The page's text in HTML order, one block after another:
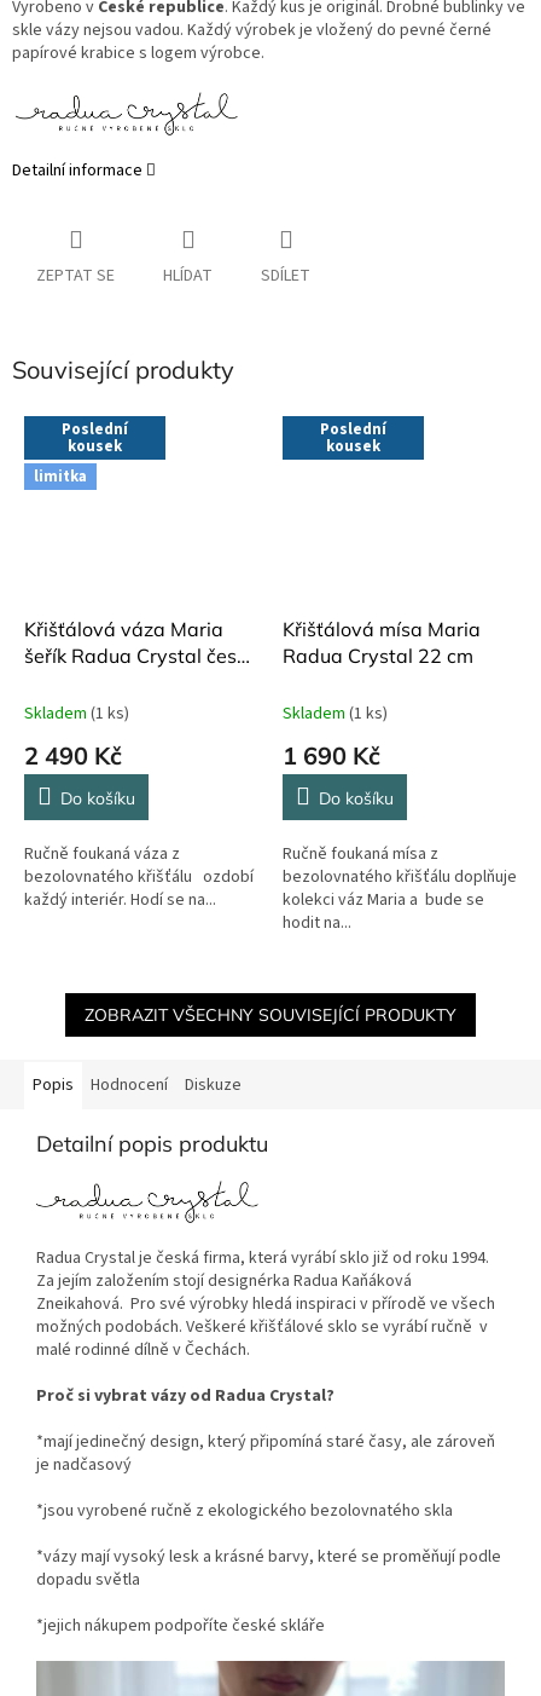
Vyrobeno v České republice. Každý kus je originál. Drobné bublinky ve
skle vázy nejsou vadou. Každý výrobek je vložený do pevné černé
papírové krabice s logem výrobce.
Detailní informace
ZEPTAT SE HLÍDAT SDÍLET
Související produkty
Poslední
kousek
limitka
Křišťálová váza Maria
šeřík Radua Crystal české
Skladem (1 ks)
2 490 Kč
Do košíku
Ručně foukaná váza z
bezolovnatého křišťálu ozdobí
každý interiér. Hodí se na...
Poslední
kousek
Křišťálová mísa Maria
Radua Crystal 22 cm
Skladem (1 ks)
1 690 Kč
Do košíku
Ručně foukaná mísa z
bezolovnatého křišťálu doplňuje
kolekci váz Maria a bude se
hodit na...
ZOBRAZIT VŠECHNY SOUVISEJÍCÍ PRODUKTY
Popis Hodnocení Diskuze
Detailní popis produktu
Radua Crystal je česká firma, která vyrábí sklo již od roku 1994.
Za jejím založením stojí designérka Radua Kaňáková
Zneikahová. Pro své výrobky hledá inspiraci v přírodě ve všech
možných podobách. Veškeré křišťálové sklo se vyrábí ručně v
malé rodinné dílně v Čechách.
Proč si vybrat vázy od Radua Crystal?
*mají jedinečný design, který připomíná staré časy, ale zároveň
je nadčasový
*jsou vyrobené ručně z ekologického bezolovnatého skla
*vázy mají vysoký lesk a krásné barvy, které se proměňují podle
dopadu světla
*jejich nákupem podpoříte české skláře